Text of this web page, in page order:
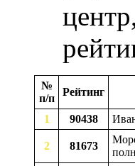
№
п/п
Рейтинг
1 90438
2 81673